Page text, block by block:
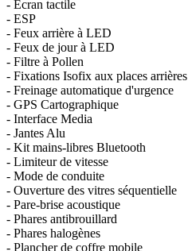
- Ecran tactile
- ESP
- Feux arrière à LED
- Feux de jour à LED
- Filtre à Pollen
- Fixations Isofix aux places arrières
- Freinage automatique d'urgence
- GPS Cartographique
- Interface Media
- Jantes Alu
- Kit mains-libres Bluetooth
- Limiteur de vitesse
- Mode de conduite
- Ouverture des vitres séquentielle
- Pare-brise acoustique
- Phares antibrouillard
- Phares halogènes
- Plancher de coffre mobile